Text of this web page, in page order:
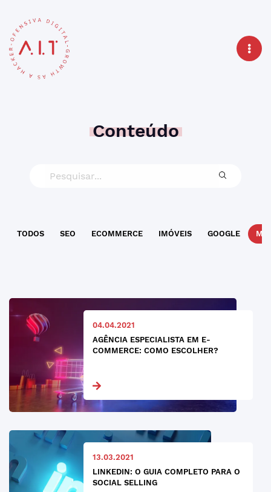
Conteúdo
TODOS SEO ECOMMERCE IMÓVEIS GOOGLE
04.04.2021
AGÊNCIA ESPECIALISTA EM E-
COMMERCE: COMO ESCOLHER?
13.03.2021
LINKEDIN: O GUIA COMPLETO PARA O
SOCIAL SELLING